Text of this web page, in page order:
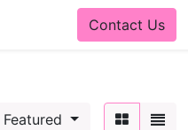
Contact Us
Featured